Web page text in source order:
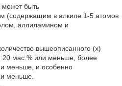
быть
(содержащим в алкиле 1-5 атомов
аллиламином и
вышеописанного (x)
20 мас.% или меньше, более
меньше, и особенно
меньше.